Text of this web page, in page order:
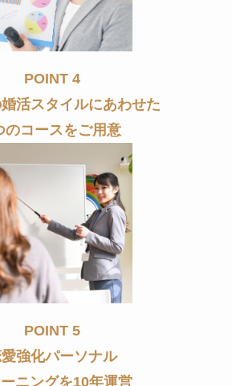
POINT 4
活スタイルにあわせた
のコースをご用意
POINT 5
強化パーソナル
ーニングを10年運営